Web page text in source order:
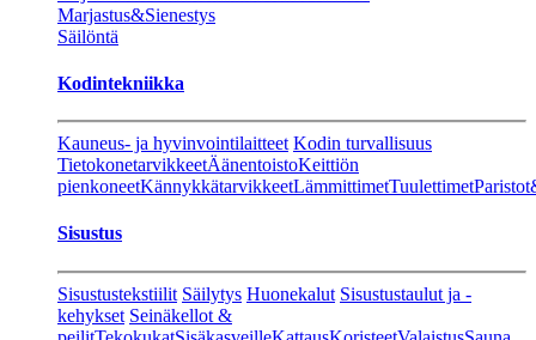
Marjastus&Sienestys
Säilöntä
Kodintekniikka
Kauneus- ja hyvinvointilaitteet Kodin turvallisuus
TietokonetarvikkeetÄänentoistoKeittiön
pienkoneetKännykkätarvikkeetLämmittimetTuulettimet
Sisustus
Sisustustekstiilit Säilytys Huonekalut Sisustustaulut ja -
kehykset Seinäkellot &